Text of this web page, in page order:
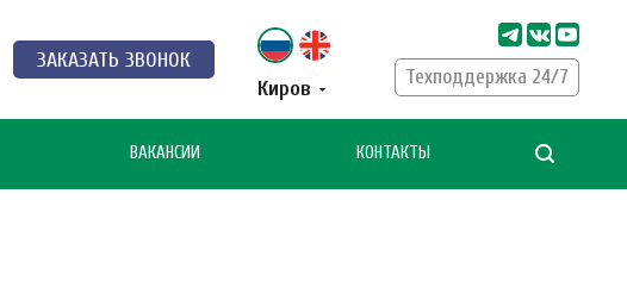
ЗАКАЗАТЬ ЗВОНОК
Киров
Техподдержка 24/7
ВАКАНСИИ КОНТАКТЫ